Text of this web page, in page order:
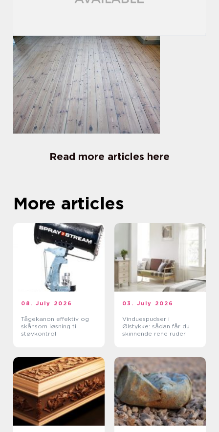
Read more articles here
More articles
08. July 2026
Tågekanon effektiv og
skånsom løsning til
støvkontrol
03. July 2026
Vinduespudser i
Ølstykke: sådan får du
skinnende rene ruder